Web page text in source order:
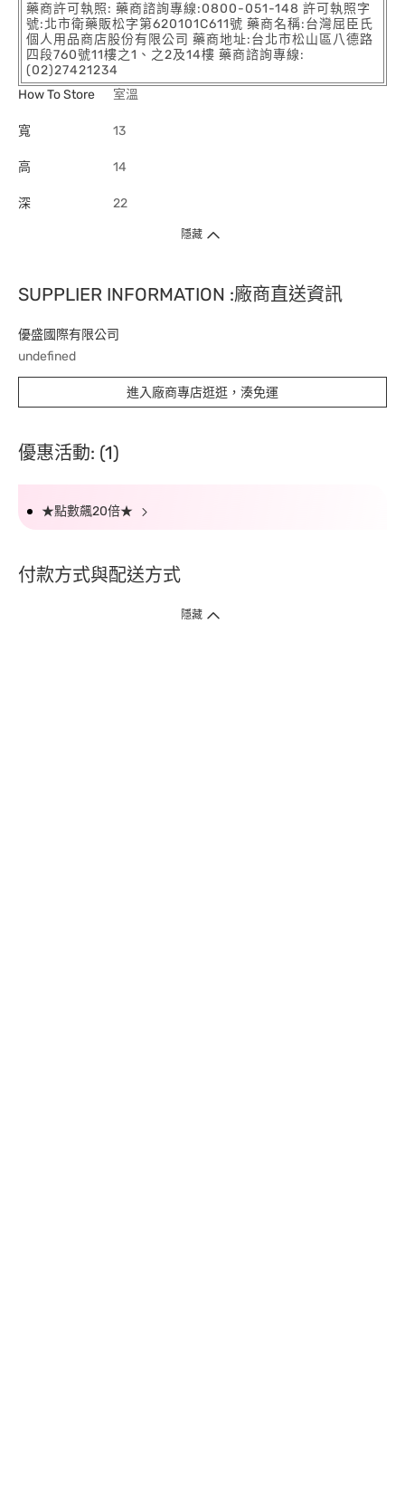
藥商許可執照: 藥商諮詢專線:0800-051-148 許可執照字
號:北市衛藥販松字第620101C611號 藥商名稱:台灣屈臣氏
個人用品商店股份有限公司 藥商地址:台北市松山區八德路
四段760號11樓之1、之2及14樓 藥商諮詢專線:
(02)27421234
How To Store
室溫
寬 13
高 14
深 22
隱藏
SUPPLIER INFORMATION :廠商直送資訊
優盛國際有限公司
undefined
進入廠商專店逛逛，湊免運
優惠活動: (1)
★點數飆20倍★
付款方式與配送方式
隱藏